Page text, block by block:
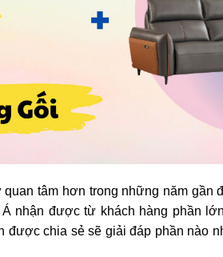
tâm hơn trong những năm gần
nhận được từ khách hàng phần
chia sẻ sẽ giải đáp phần nào